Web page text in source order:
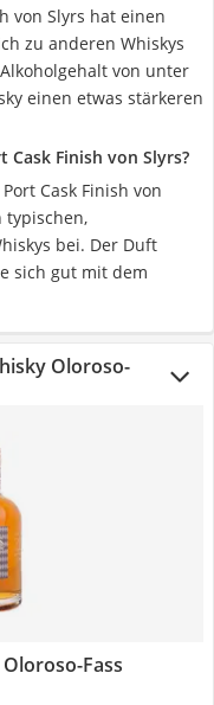
von Slyrs hat einen
zu anderen Whiskys
von unter
einen etwas stärkeren
Finish von Slyrs?
Cask Finish von
typischen,
bei. Der Duft
sich gut mit dem
Oloroso-
Fass